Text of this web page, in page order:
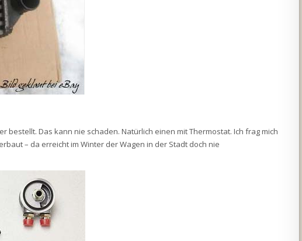
Das kann nie schaden. Natürlich einen mit Thermostat. Ich frag mich
– da erreicht im Winter der Wagen in der Stadt doch nie